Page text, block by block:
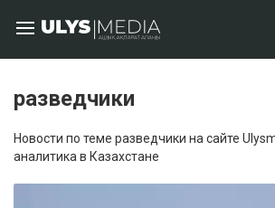
разведчики
Новости по теме разведчики на сайте
аналитика в Казахстане